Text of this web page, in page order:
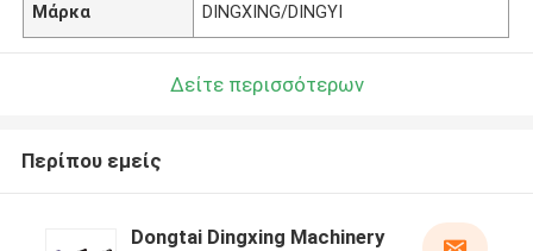
Μάρκα DINGXING/DINGYI
Δείτε περισσότερων
Περίπου εμείς
Dongtai Dingxing Machinery